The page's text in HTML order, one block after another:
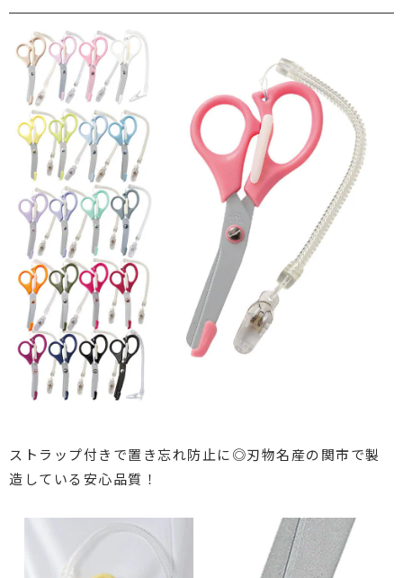
ストラップ付きで置き忘れ防止に◎刃物名産の関市で製
造している安心品質！